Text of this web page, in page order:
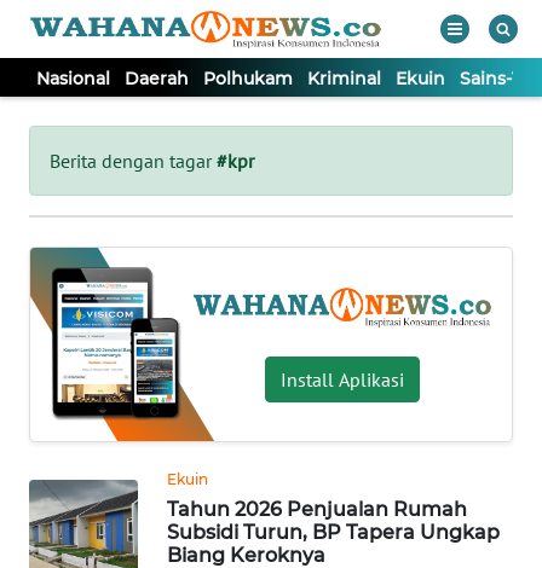
Nasional Daerah Polhukam Kriminal Ekuin Sains-
Berita dengan tagar#kpr
Install Aplikasi
Ekuin
Tahun 2026 Penjualan Rumah
Subsidi Turun, BP Tapera Ungkap
Biang Keroknya
Tutup
NASIONAL
DAERAH
POLHUKAM
KRIMINAL
EKUIN
SAINS-TEKNO